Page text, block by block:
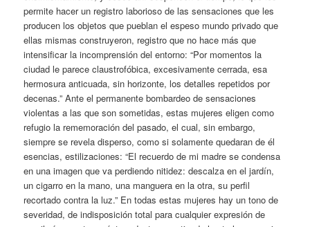
permite hacer un registro laborioso de las sensaciones que les
producen los objetos que pueblan el espeso mundo privado que
ellas mismas construyeron, registro que no hace más que
intensificar la incomprensión del entorno: “Por momentos la
ciudad le parece claustrofóbica, excesivamente cerrada, esa
hermosura anticuada, sin horizonte, los detalles repetidos por
decenas.” Ante el permanente bombardeo de sensaciones
violentas a las que son sometidas, estas mujeres eligen como
refugio la rememoración del pasado, el cual, sin embargo,
siempre se revela disperso, como si solamente quedaran de él
esencias, estilizaciones: “El recuerdo de mi madre se condensa
en una imagen que va perdiendo nitidez: descalza en el jardín,
un cigarro en la mano, una manguera en la otra, su perfil
recortado contra la luz.” En todas estas mujeres hay un tono de
severidad, de indisposición total para cualquier expresión de